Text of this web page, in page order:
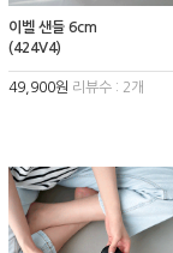
이벨 샌들 6cm
(424V4)
49,900원 리뷰수 : 2개